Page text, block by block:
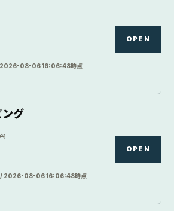
2026-08-06 16:06:48時点
OPEN
グ
/ 2026-08-06 16:06:48時点
OPEN